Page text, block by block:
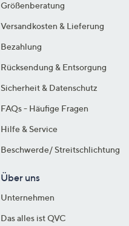
Größenberatung
Versandkosten & Lieferung
Bezahlung
Rücksendung & Entsorgung
Sicherheit & Datenschutz
FAQs - Häufige Fragen
Hilfe & Service
Beschwerde/ Streitschlichtung
Über uns
Unternehmen
Das alles ist QVC